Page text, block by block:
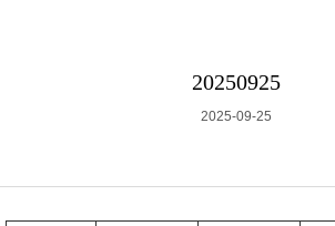
20250925
2025-09-25